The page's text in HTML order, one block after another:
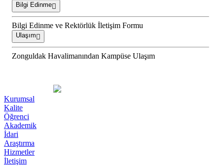
Bilgi Edinme
Bilgi Edinme ve Rektörlük İletişim Formu
Ulaşım
Zonguldak Havalimanından Kampüse Ulaşım
Kurumsal
Kalite
Öğrenci
Akademik
İdari
Araştırma
Hizmetler
İletişim